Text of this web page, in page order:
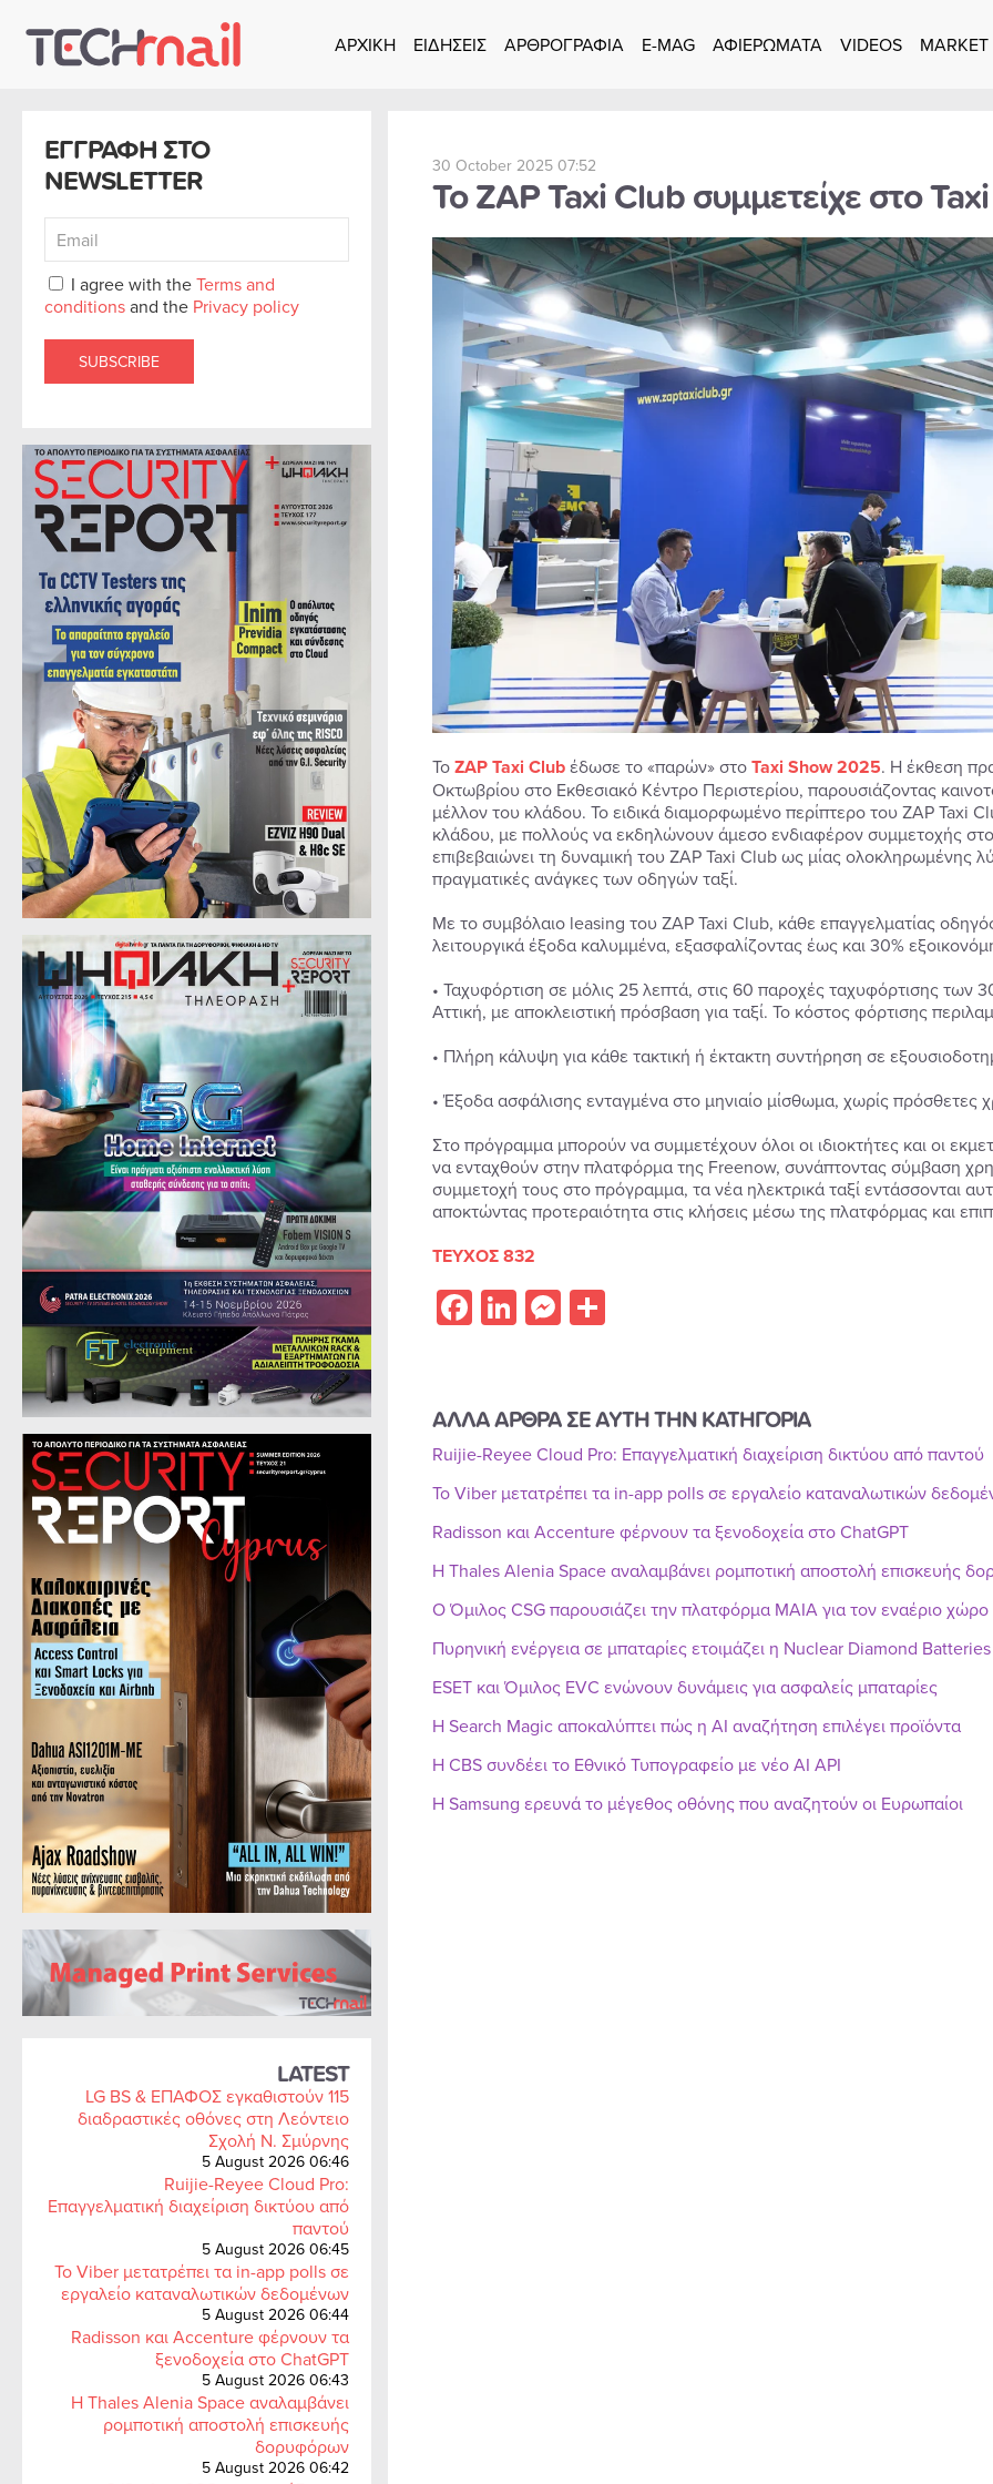
Skip to main content
ΑΡΧΙΚΗ ΕΙΔΗΣΕΙΣ ΑΡΘΡΟΓΡΑΦΙΑ E-MAG ΑΦΙΕΡΩΜΑΤΑ VIDEOS MARKET
ΕΓΓΡΑΦΗ ΣΤΟ
NEWSLETTER
I agree with theTerms and
conditionsand the Privacy policy
SUBSCRIBE
LATEST
LG BS & ΕΠΑΦΟΣ εγκαθιστούν 115
διαδραστικές οθόνες στη Λεόντειο
Σχολή Ν. Σμύρνης
5 August 2026 06:46
Ruijie-Reyee Cloud Pro:
Επαγγελματική διαχείριση δικτύου από
παντού
5 August 2026 06:45
Το Viber μετατρέπει τα in-app polls σε
εργαλείο καταναλωτικών δεδομένων
5 August 2026 06:44
Radisson και Accenture φέρνουν τα
ξενοδοχεία στο ChatGPT
5 August 2026 06:43
Η Thales Alenia Space αναλαμβάνει
ρομποτική αποστολή επισκευής
δορυφόρων
5 August 2026 06:42
30 October 2025 07:52
Το ZAP Taxi Club συμμετείχε στο
ΤοZAPTaxi Clubέδωσε το «παρών» στοTaxi Show2025. Η έκθεση
Οκτωβρίου στο Εκθεσιακό Κέντρο Περιστερίου, παρουσιάζοντας
μέλλον του κλάδου. Το ειδικά διαμορφωμένο περίπτερο του ZAP Taxi
κλάδου, με πολλούς να εκδηλώνουν άμεσο ενδιαφέρον συμμετοχής
επιβεβαιώνει τη δυναμική του ZAP Taxi Club ως μίας ολοκληρωμένης
πραγματικές ανάγκες των οδηγών ταξί.
Με το συμβόλαιο leasing του ZAP Taxi Club, κάθε επαγγελματίας
λειτουργικά έξοδα καλυμμένα, εξασφαλίζοντας έως και 30%
• Ταχυφόρτιση σε μόλις 25 λεπτά, στις 60 παροχές ταχυφόρτισης των
Αττική, με αποκλειστική πρόσβαση για ταξί. Το κόστος φόρτισης
• Πλήρη κάλυψη για κάθε τακτική ή έκτακτη συντήρηση σε
• Έξοδα ασφάλισης ενταγμένα στο μηνιαίο μίσθωμα, χωρίς πρόσθετες
Στο πρόγραμμα μπορούν να συμμετέχουν όλοι οι ιδιοκτήτες και οι
να ενταχθούν στην πλατφόρμα της Freenow, συνάπτοντας σύμβαση
συμμετοχή τους στο πρόγραμμα, τα νέα ηλεκτρικά ταξί εντάσσονται
αποκτώντας προτεραιότητα στις κλήσεις μέσω της πλατφόρμας και
ΤΕΥΧΟΣ 832
Facebook
LinkedIn
Messenger
Share
ΑΛΛΑ ΑΡΘΡΑ ΣΕ ΑΥΤΗ ΤΗΝ ΚΑΤΗΓΟΡΙΑ
Ruijie-Reyee Cloud Pro: Επαγγελματική διαχείριση δικτύου από παντού
Το Viber μετατρέπει τα in-app polls σε εργαλείο καταναλωτικών
Radisson και Accenture φέρνουν τα ξενοδοχεία στο ChatGPT
Η Thales Alenia Space αναλαμβάνει ρομποτική αποστολή επισκευής
Ο Όμιλος CSG παρουσιάζει την πλατφόρμα MAIA για τον εναέριο χώρο
Πυρηνική ενέργεια σε μπαταρίες ετοιμάζει η Nuclear Diamond Batteries
ESET και Όμιλος EVC ενώνουν δυνάμεις για ασφαλείς μπαταρίες
Η Search Magic αποκαλύπτει πώς η AI αναζήτηση επιλέγει προϊόντα
Η CBS συνδέει το Εθνικό Τυπογραφείο με νέο AI API
Η Samsung ερευνά το μέγεθος οθόνης που αναζητούν οι Ευρωπαίοι